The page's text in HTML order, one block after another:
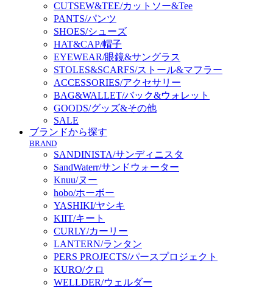
CUTSEW&TEE/カットソー&Tee
PANTS/パンツ
SHOES/シューズ
HAT&CAP/帽子
EYEWEAR/眼鏡&サングラス
STOLES&SCARFS/ストール&マフラー
ACCESSORIES/アクセサリー
BAG&WALLET/バック&ウォレット
GOODS/グッズ&その他
SALE
ブランドから探す
BRAND
SANDINISTA/サンディニスタ
SandWaterr/サンドウォーター
Knuu/ヌー
hobo/ホーボー
YASHIKI/ヤシキ
KIIT/キート
CURLY/カーリー
LANTERN/ランタン
PERS PROJECTS/パースプロジェクト
KURO/クロ
WELLDER/ウェルダー